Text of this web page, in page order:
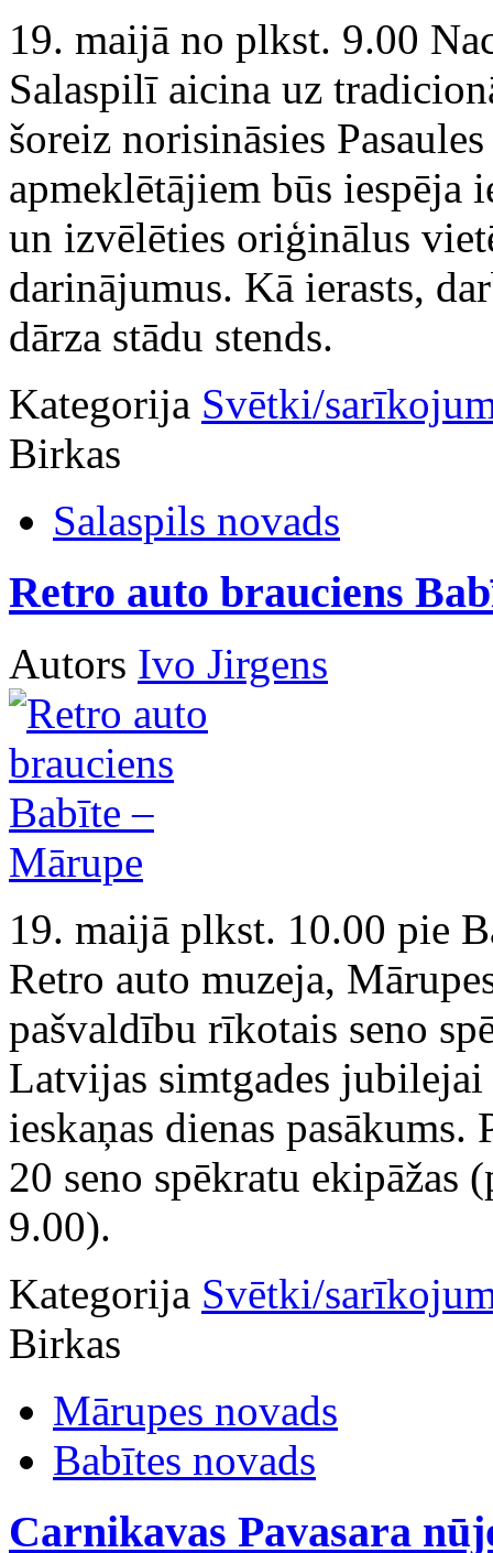
19. maijā no plkst. 9.00
Salaspilī aicina uz
šoreiz norisināsies
apmeklētājiem būs iespēja
un izvēlēties oriģinālus
darinājumus. Kā ierasts,
dārza stādu stends.
Kategorija Svētki/
Birkas
Salaspils novads
Retro auto brauciens
Autors Ivo Jirgens
19. maijā plkst. 10.00 pie
Retro auto muzeja,
pašvaldību rīkotais seno
Latvijas simtgades
ieskaņas dienas
20 seno spēkratu ekipāžas
9.00).
Kategorija Svētki/
Birkas
Mārupes novads
Babītes novads
Carnikavas Pavasara